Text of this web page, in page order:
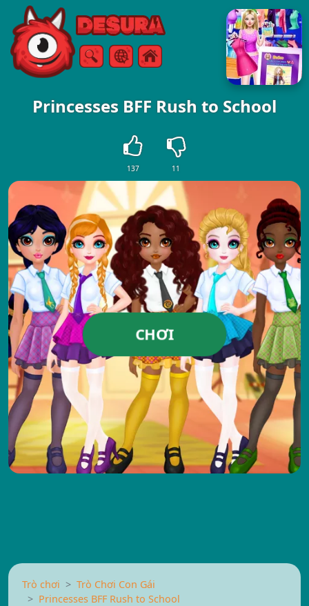
Free Online Games
Tìm kiếmThực đơn
Princesses BFF Rush to School
137 11
CHƠI
Trò chơi
Trò Chơi Con Gái
Princesses BFF Rush to School